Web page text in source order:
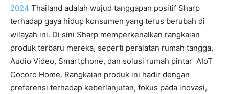
2024 Thailand adalah wujud tanggapan positif Sharp
terhadap gaya hidup konsumen yang terus berubah di
wilayah ini. Di sini Sharp memperkenalkan rangkaian
produk terbaru mereka, seperti peralatan rumah tangga,
Audio Video, Smartphone, dan solusi rumah pintar AIoT
Cocoro Home. Rangkaian produk ini hadir dengan
preferensi terhadap keberlanjutan, fokus pada inovasi,